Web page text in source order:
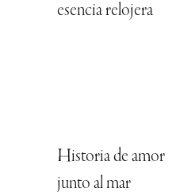
esencia relojera
Historia de amor
junto al mar